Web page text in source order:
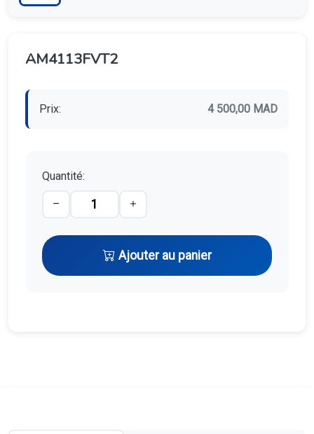
AM4113FVT2
Prix: 4 500,00 MAD
Quantité:
Ajouter au panier